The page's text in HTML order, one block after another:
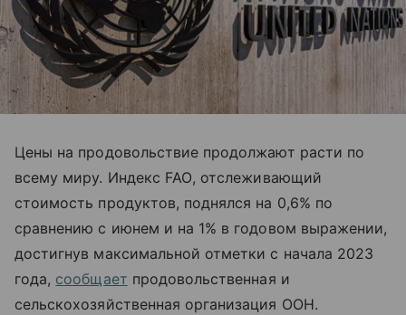
Цены на продовольствие продолжают расти по
всему миру. Индекс FAO, отслеживающий
стоимость продуктов, поднялся на 0,6% по
сравнению с июнем и на 1% в годовом выражении,
достигнув максимальной отметки с начала 2023
года, сообщает продовольственная и
сельскохозяйственная организация ООН.